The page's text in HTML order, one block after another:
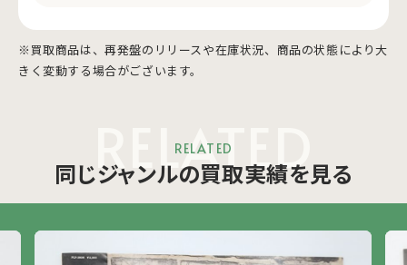
※買取商品は、再発盤のリリースや在庫状況、商品の状態により大
きく変動する場合がございます。
RELATED
RELATED
同じジャンルの買取実績を見る